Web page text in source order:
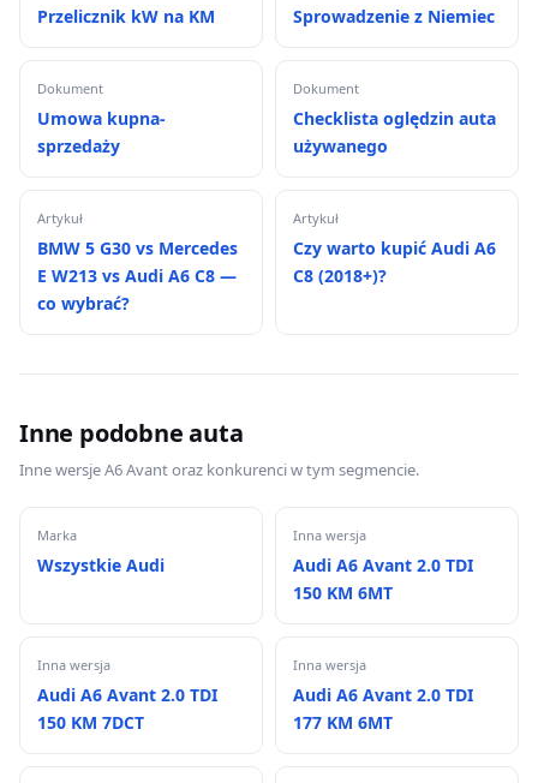
Przelicznik kW na KM Sprowadzenie z Niemiec
Dokument
Umowa kupna-
sprzedaży
Dokument
Checklista oględzin auta
używanego
Artykuł
BMW 5 G30 vs Mercedes
E W213 vs Audi A6 C8 —
co wybrać?
Artykuł
Czy warto kupić Audi A6
C8 (2018+)?
Inne podobne auta
Inne wersje A6 Avant oraz konkurenci w tym segmencie.
Marka
Wszystkie Audi
Inna wersja
Audi A6 Avant 2.0 TDI
150 KM 6MT
Inna wersja
Audi A6 Avant 2.0 TDI
150 KM 7DCT
Inna wersja
Audi A6 Avant 2.0 TDI
177 KM 6MT